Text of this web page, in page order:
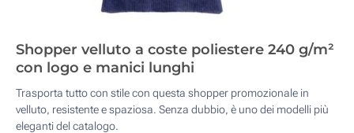
Shopper velluto a coste poliestere 240 g/m²
con logo e manici lunghi
Trasporta tutto con stile con questa shopper promozionale in
velluto, resistente e spaziosa. Senza dubbio, è uno dei modelli più
eleganti del catalogo.